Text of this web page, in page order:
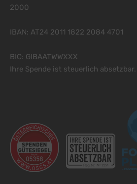
2000
IBAN: AT24 2011 1822 2084 4701
BIC: GIBAATWWXXX
Ihre Spende ist steuerlich absetzbar.